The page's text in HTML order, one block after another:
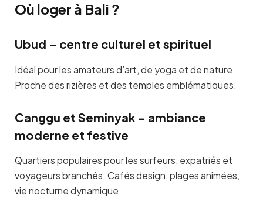
Où loger à Bali ?
Ubud – centre culturel et spirituel
Idéal pour les amateurs d’art, de yoga et de nature.
Proche des rizières et des temples emblématiques.
Canggu et Seminyak – ambiance
moderne et festive
Quartiers populaires pour les surfeurs, expatriés et
voyageurs branchés. Cafés design, plages animées,
vie nocturne dynamique.